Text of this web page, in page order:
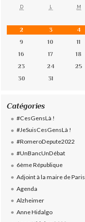
D L M
2
3 4
9
10 11
16
17 18
23
24 25
30
31
Catégories
#CesGensLà !
#JeSuisCesGensLà !
#RomeroDepute2022
#UnBancUnDébat
6ème République
Adjoint à la maire de Paris
Agenda
Alzheimer
Anne Hidalgo